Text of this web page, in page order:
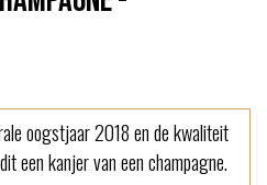
oogstjaar 2018 en de kwaliteit
een kanjer van een champagne.